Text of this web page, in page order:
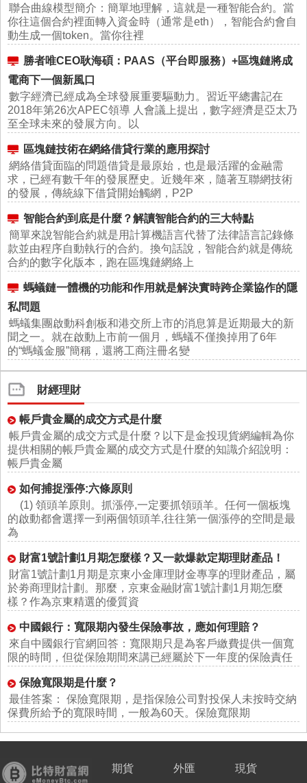
聯合曲線模型簡介：簡單地理解，這就是一種智能合約。當
你往這個合約裡面轉入資金時（通常是eth），智能合約會自
動生成一個token。當你往裡
勝者唯CEO耿海碩：PAAS（平台即服務）+區塊鏈將成
電商下一個新風口
數字經濟已經成為全球發展重要驅動力。習近平總書記在
2018年第26次APEC領導 人會議上提出，數字經濟是亞太乃
至全球未來的發展方向。以
區塊鏈技術在網絡借貸行業的應用探討
網絡借貸面臨的問題借貸是最原始，也是最活躍的金融需
求，已經有數千年的發展歷史。近幾年來，隨著互聯網技術
的發展，傳統線下借貸開始觸網，P2P
智能合約到底是什麼？解讀智能合約的三大特點
簡單來說智能合約就是用計算機語言代替了法律語言記錄條
款並由程序自動執行的合約。換句話說，智能合約就是傳統
合約的數字化版本，跑在區塊鏈網絡上
螞蟻鏈一體機的功能和作用就是解決實時跨企業協作的隱
私問題
螞蟻集團啟動科創板和港交所上市的消息算是近期最大的新
聞之一。就在啟動上市前一個月，螞蟻不僅換掉用了6年
的“螞蟻金服”簡稱，還將工商注冊名變
財經理財
帳戶貴金屬的成交方式是什麼
帳戶貴金屬的成交方式是什麼？以下是金投現貨網編輯為你
提供相關的帳戶貴金屬的成交方式是什麼的知識介紹說明：
帳戶貴金屬
如何捕捉漲停:六條原則
(1) 領頭羊原則。抓漲停,一定要抓領頭羊。任何一個板塊
的啟動都會選擇一到兩個領頭羊,往往第一個漲停的空間是最
為
財富1號計劃1月期怎麼樣？又一款爆款定期理財產品！
財富1號計劃1月期是京東小金庫理財金專享的理財產品，屬
於劵商理財計劃。那麼，京東金融財富1號計劃1月期怎麼
樣？作為京東精選的優質資
中國銀行：寬限期內發生保險事故，應如何理賠？
來自中國銀行官網回答：寬限期只是為客戶繳費提供一個寬
限的時間，但從保險期間來講已經屬於下一年度的保險責任
保險寬限期是什麼？
最佳答案： 保險寬限期，是指保險公司對投保人未按時交納
保費所給予的寬限時間，一般為60天。保險寬限期
期貨 外匯 現貨